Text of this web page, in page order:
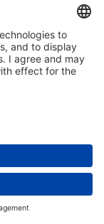
Impressum